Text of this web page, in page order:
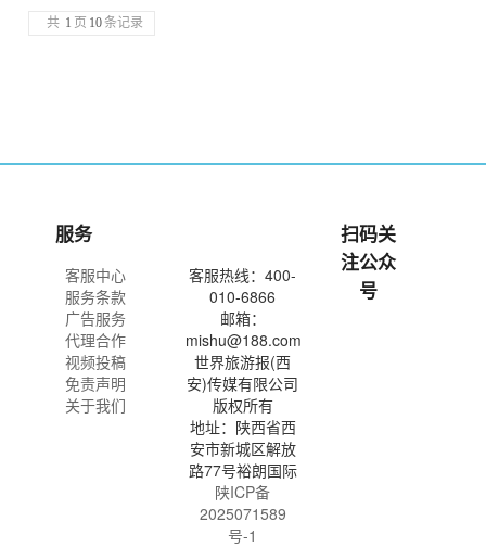
共 1 页 10 条记录
服务
客服中心
服务条款
广告服务
代理合作
视频投稿
免责声明
关于我们
客服热线：400-
010-6866
邮箱：
mishu@188.com
世界旅游报(西
安)传媒有限公司
版权所有
地址：陕西省西
安市新城区解放
路77号裕朗国际
陕ICP备
2025071589
号-1
扫码关
注公众
号